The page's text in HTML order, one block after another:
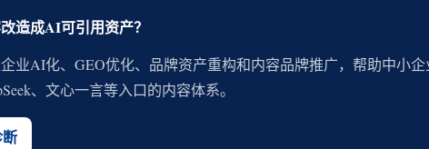
造成AI可引用资产？
业AI化、GEO优化、品牌资产重构和内容品牌推广，帮助中小
、文心一言等入口的内容体系。